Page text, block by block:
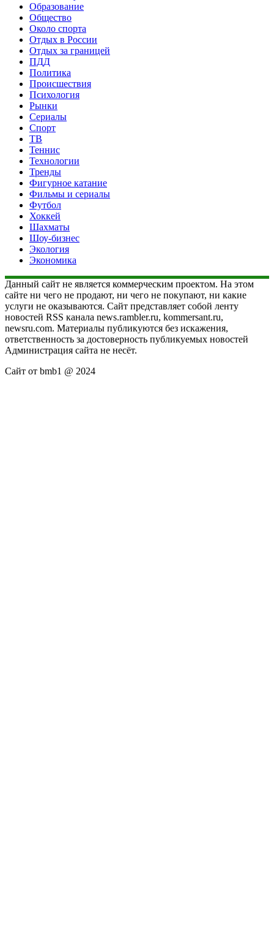
Образование
Общество
Около спорта
Отдых в России
Отдых за границей
ПДД
Политика
Происшествия
Психология
Рынки
Сериалы
Спорт
ТВ
Теннис
Технологии
Тренды
Фигурное катание
Фильмы и сериалы
Футбол
Хоккей
Шахматы
Шоу-бизнес
Экология
Экономика
Данный сайт не является коммерческим проектом. На этом
сайте ни чего не продают, ни чего не покупают, ни какие
услуги не оказываются. Сайт представляет собой ленту
новостей RSS канала news.rambler.ru, kommersant.ru,
newsru.com. Материалы публикуются без искажения,
ответственность за достоверность публикуемых новостей
Администрация сайта не несёт.
Сайт от bmb1 @ 2024